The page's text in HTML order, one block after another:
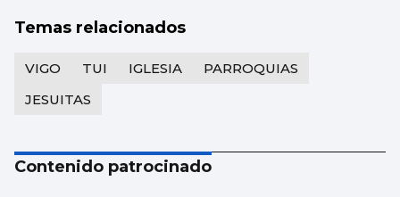
Temas relacionados
VIGO TUI IGLESIA
PARROQUIAS
JESUITAS
Contenido patrocinado